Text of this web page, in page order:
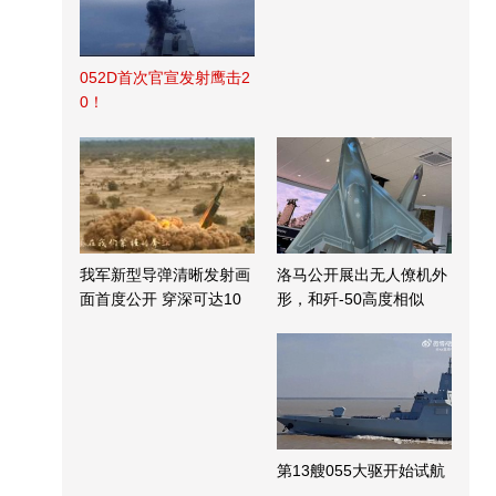
052D首次官宣发射鹰击2
0！
我军新型导弹清晰发射画
面首度公开 穿深可达10
洛马公开展出无人僚机外
形，和歼-50高度相似
第13艘055大驱开始试航